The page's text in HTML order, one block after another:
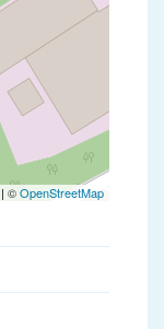
| ©OpenStreetMap